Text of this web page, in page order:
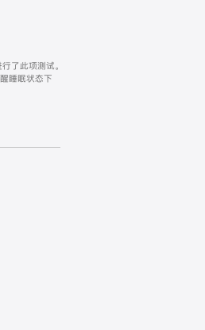
此项测试。
睡眠状态下